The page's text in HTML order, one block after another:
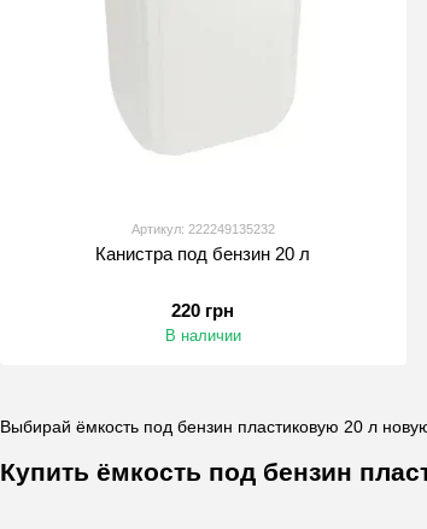
Выбирай ёмкость под бензин пластиковую 20 л
Купить ёмкость под бензин
Артикул: 222249135232
Канистра под бензин 20 л
220 грн
В наличии